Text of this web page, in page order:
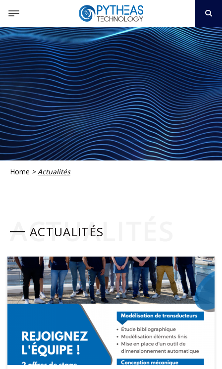
Home > Actualités
ACTUALITÉS
ACTUALITÉS